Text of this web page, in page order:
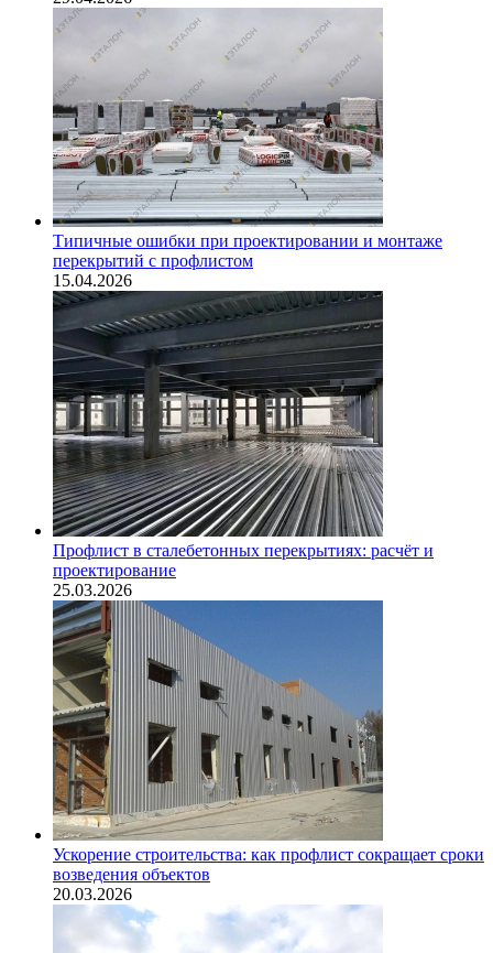
Типичные ошибки при проектировании и монтаже
перекрытий с профлистом
15.04.2026
Профлист в сталебетонных перекрытиях: расчёт и
проектирование
25.03.2026
Ускорение строительства: как профлист сокращает сроки
возведения объектов
20.03.2026